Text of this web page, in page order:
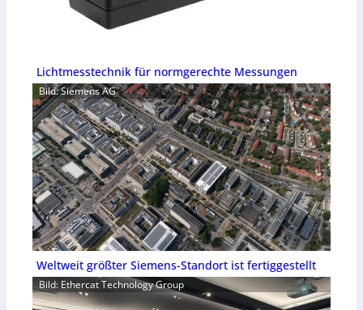
Lichtmesstechnik für normgerechte Messungen
Bild: Siemens AG
Weltweit größter Siemens-Standort ist fertiggestellt
Bild: Ethercat Technology Group